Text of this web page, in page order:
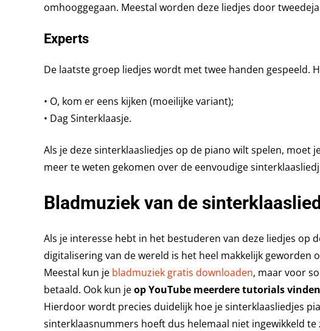
omhooggegaan. Meestal worden deze liedjes door
Experts
De laatste groep liedjes wordt met twee handen gespeeld.
• O, kom er eens kijken (moeilijke variant);
• Dag Sinterklaasje.
Als je deze sinterklaasliedjes op de piano wilt spelen, moet
meer te weten gekomen over de eenvoudige
Bladmuziek van de
Als je interesse hebt in het bestuderen van deze liedjes op
digitalisering van de wereld is het heel makkelijk
Meestal kun je bladmuziek gratis downloaden, maar voor
betaald. Ook kun jeop YouTube meerdere tutorials vinden
Hierdoor wordt precies duidelijk hoe je sinterklaasliedjes
sinterklaasnummers hoeft dus helemaal niet ingewikkeld te